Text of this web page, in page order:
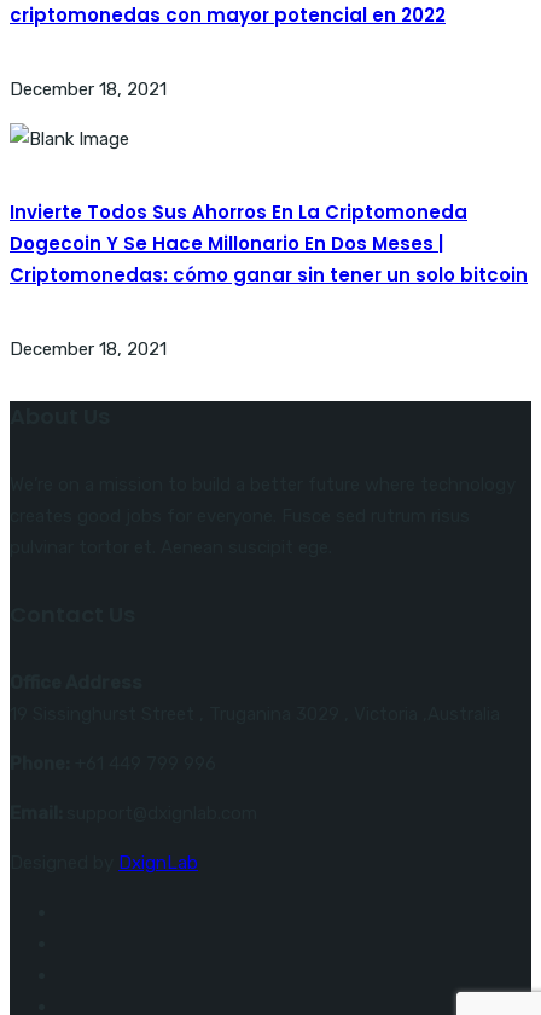
criptomonedas con mayor potencial en 2022
December 18, 2021
Invierte Todos Sus Ahorros En La Criptomoneda
Dogecoin Y Se Hace Millonario En Dos Meses |
Criptomonedas: cómo ganar sin tener un solo bitcoin
December 18, 2021
DxignLab